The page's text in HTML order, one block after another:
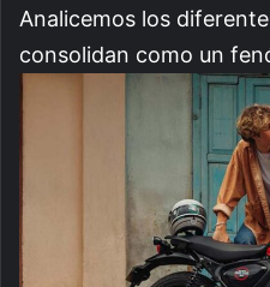
Analicemos los
consolidan como un